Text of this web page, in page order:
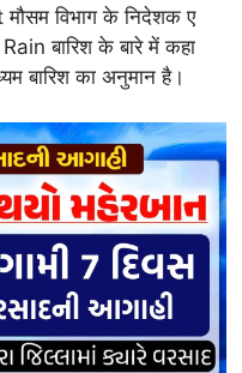
विभाग के निदेशक ए
बारिश के बारे में कहा
बारिश का अनुमान है।